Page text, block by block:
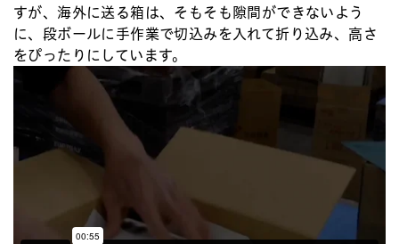
すが、海外に送る箱は、そもそも隙間ができないよう
に、段ボールに手作業で切込みを入れて折り込み、高さ
をぴったりにしています。